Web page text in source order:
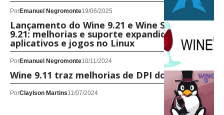
PorEmanuel Negromonte19/06/2025
Lançamento do Wine 9.21 e Wine Staging
9.21: melhorias e suporte expandido para
aplicativos e jogos no Linux
PorEmanuel Negromonte10/11/2024
Wine 9.11 traz melhorias de DPI do monitor
PorClaylson Martins11/07/2024